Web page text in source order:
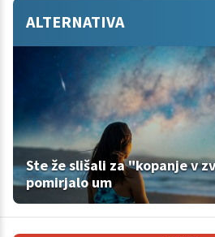
ALTERNATIVA
Ste že slišali za "kopanje v
pomirjalo um